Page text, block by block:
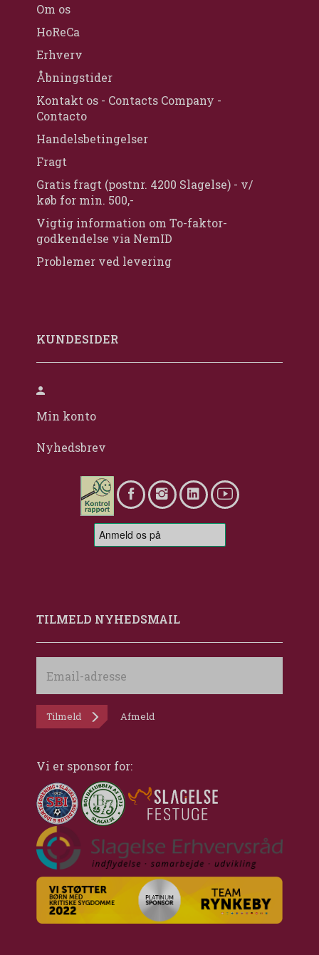
Om os
HoReCa
Erhverv
Åbningstider
Kontakt os - Contacts Company -
Contacto
Handelsbetingelser
Fragt
Gratis fragt (postnr. 4200 Slagelse) - v/
køb for min. 500,-
Vigtig information om To-faktor-
godkendelse via NemID
Problemer ved levering
KUNDESIDER
Min konto
Nyhedsbrev
TILMELD NYHEDSMAIL
adresse
Tilmeld Afmeld
Vi er sponsor for: